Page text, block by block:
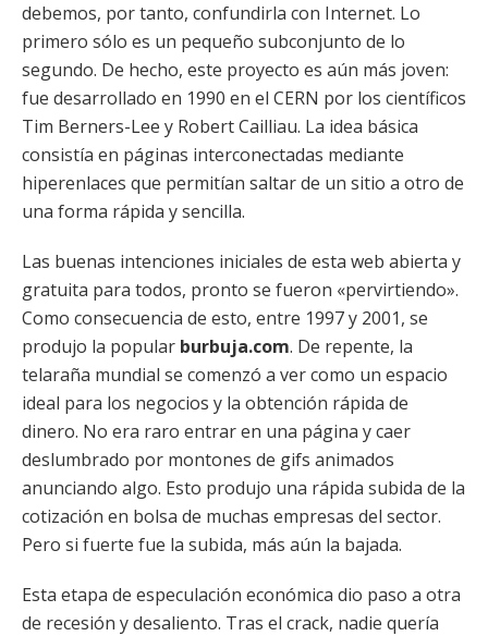
debemos, por tanto, confundirla con Internet. Lo
primero sólo es un pequeño subconjunto de lo
segundo. De hecho, este proyecto es aún más joven:
fue desarrollado en 1990 en el CERN por los científicos
Tim Berners-Lee y Robert Cailliau. La idea básica
consistía en páginas interconectadas mediante
hiperenlaces que permitían saltar de un sitio a otro de
una forma rápida y sencilla.
Las buenas intenciones iniciales de esta web abierta y
gratuita para todos, pronto se fueron «pervirtiendo».
Como consecuencia de esto, entre 1997 y 2001, se
produjo la popular burbuja.com. De repente, la
telaraña mundial se comenzó a ver como un espacio
ideal para los negocios y la obtención rápida de
dinero. No era raro entrar en una página y caer
deslumbrado por montones de gifs animados
anunciando algo. Esto produjo una rápida subida de la
cotización en bolsa de muchas empresas del sector.
Pero si fuerte fue la subida, más aún la bajada.
Esta etapa de especulación económica dio paso a otra
de recesión y desaliento. Tras el crack, nadie quería